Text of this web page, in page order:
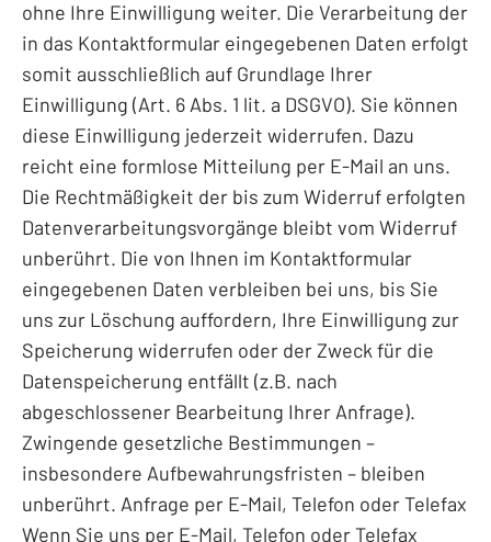
ohne Ihre Einwilligung weiter. Die Verarbeitung der
in das Kontaktformular eingegebenen Daten erfolgt
somit ausschließlich auf Grundlage Ihrer
Einwilligung (Art. 6 Abs. 1 lit. a DSGVO). Sie können
diese Einwilligung jederzeit widerrufen. Dazu
reicht eine formlose Mitteilung per E-Mail an uns.
Die Rechtmäßigkeit der bis zum Widerruf erfolgten
Datenverarbeitungsvorgänge bleibt vom Widerruf
unberührt. Die von Ihnen im Kontaktformular
eingegebenen Daten verbleiben bei uns, bis Sie
uns zur Löschung auffordern, Ihre Einwilligung zur
Speicherung widerrufen oder der Zweck für die
Datenspeicherung entfällt (z.B. nach
abgeschlossener Bearbeitung Ihrer Anfrage).
Zwingende gesetzliche Bestimmungen –
insbesondere Aufbewahrungsfristen – bleiben
unberührt. Anfrage per E-Mail, Telefon oder Telefax
Wenn Sie uns per E-Mail, Telefon oder Telefax